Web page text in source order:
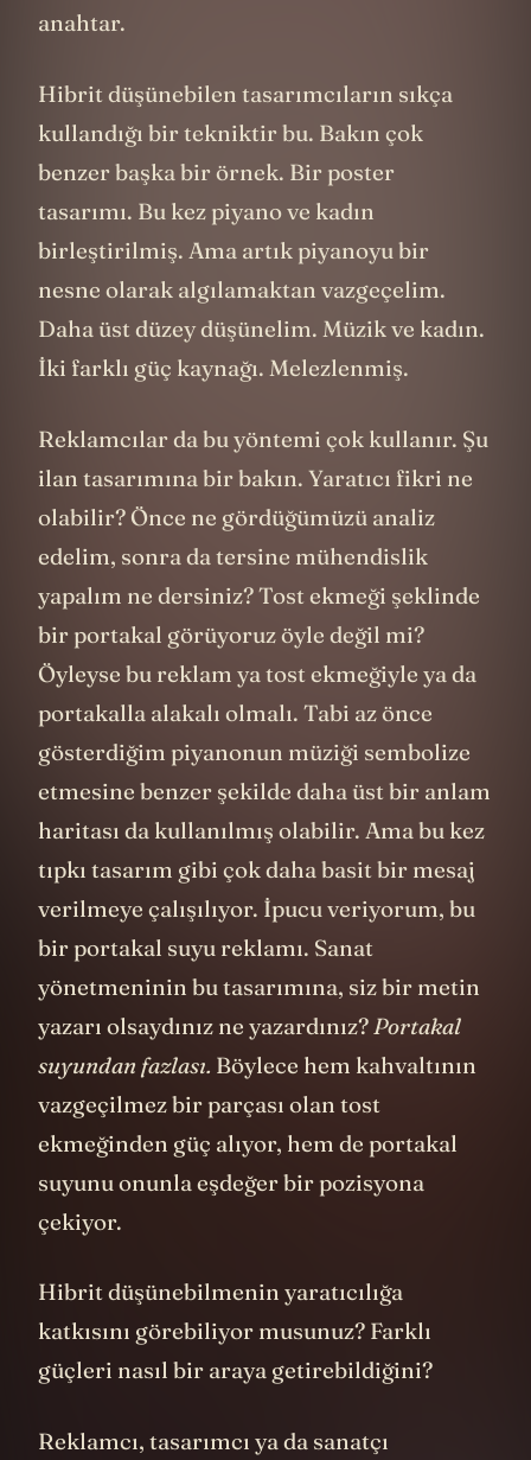
anahtar.
Hibrit düşünebilen tasarımcıların sıkça
kullandığı bir tekniktir bu. Bakın çok
benzer başka bir örnek. Bir poster
tasarımı. Bu kez piyano ve kadın
birleştirilmiş. Ama artık piyanoyu bir
nesne olarak algılamaktan vazgeçelim.
Daha üst düzey düşünelim. Müzik ve kadın.
İki farklı güç kaynağı. Melezlenmiş.
Reklamcılar da bu yöntemi çok kullanır. Şu
ilan tasarımına bir bakın. Yaratıcı fikri ne
olabilir? Önce ne gördüğümüzü analiz
edelim, sonra da tersine mühendislik
yapalım ne dersiniz? Tost ekmeği şeklinde
bir portakal görüyoruz öyle değil mi?
Öyleyse bu reklam ya tost ekmeğiyle ya da
portakalla alakalı olmalı. Tabi az önce
gösterdiğim piyanonun müziği sembolize
etmesine benzer şekilde daha üst bir anlam
haritası da kullanılmış olabilir. Ama bu kez
tıpkı tasarım gibi çok daha basit bir mesaj
verilmeye çalışılıyor. İpucu veriyorum, bu
bir portakal suyu reklamı. Sanat
yönetmeninin bu tasarımına, siz bir metin
yazarı olsaydınız ne yazardınız? Portakal
suyundan fazlası. Böylece hem kahvaltının
vazgeçilmez bir parçası olan tost
ekmeğinden güç alıyor, hem de portakal
suyunu onunla eşdeğer bir pozisyona
çekiyor.
Hibrit düşünebilmenin yaratıcılığa
katkısını görebiliyor musunuz? Farklı
güçleri nasıl bir araya getirebildiğini?
Reklamcı, tasarımcı ya da sanatçı